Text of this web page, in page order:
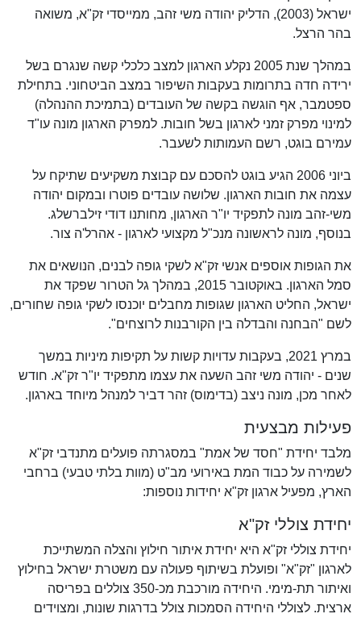
ישראל (2003), הדליק יהודה משי זהב, ממייסדי זק"א, משואה
בהר הרצל.
במהלך שנת 2005 נקלע הארגון למצב כלכלי קשה שנגרם בשל
ירידה חדה בתרומות בעקבות השיפור במצב הביטחוני. בתחילת
ספטמבר, אף הוגשה בקשה של העובדים (בתמיכת ההנהלה)
למינוי מפרק זמני לארגון בשל חובות. למפרק הארגון מונה עו"ד
עמירם בוגט, רשם העמותות לשעבר.
ביוני 2006 הגיע בוגט להסכם עם קבוצת משקיעים שתיקח על
עצמה את חובות הארגון. שלושה עובדים פוטרו ובמקום יהודה
משי-זהב מונה לתפקיד יו"ר הארגון, מחותנו דודי זילברשלג.
בנוסף, מונה לראשונה מנכ"ל מקצועי לארגון - אהרל'ה צור.
את הגופות אוספים אנשי זק"א לשקי גופה לבנים, הנושאים את
סמל הארגון. באוקטובר 2015, במהלך גל הטרור שפקד את
ישראל, החליט הארגון שגופות מחבלים יוכנסו לשקי גופה שחורים,
לשם "הבחנה והבדלה בין הקורבנות לרוצחים".
במרץ 2021, בעקבות עדויות קשות על תקיפות מיניות במשך
שנים - יהודה משי זהב השעה את עצמו מתפקיד יו"ר זק"א. חודש
לאחר מכן, מונה ניצב (בדימוס) זהר דביר למנהל מיוחד בארגון.
פעילות מבצעית
מלבד יחידת "חסד של אמת" במסגרתה פועלים מתנדבי זק"א
לשמירה על כבוד המת באירועי מב"ט (מוות בלתי טבעי) ברחבי
הארץ, מפעיל ארגון זק"א יחידות נוספות:
יחידת צוללי זק"א
יחידת צוללי זק"א היא יחידת איתור חילוץ והצלה המשתייכת
לארגון "זק"א" ופועלת בשיתוף פעולה עם משטרת ישראל בחילוץ
ואיתור תת-מימי. היחידה מורכבת מכ-350 צוללים בפריסה
ארצית. לצוללי היחידה הסמכות צולל בדרגות שונות, ומצוידים